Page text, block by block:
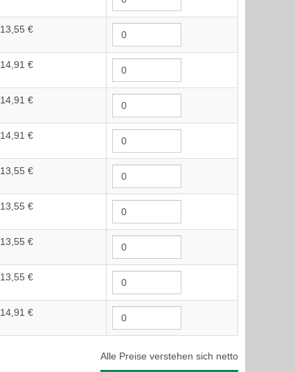
13,55 €
14,91 €
14,91 €
14,91 €
13,55 €
13,55 €
13,55 €
13,55 €
14,91 €
Alle Preise verstehen sich netto